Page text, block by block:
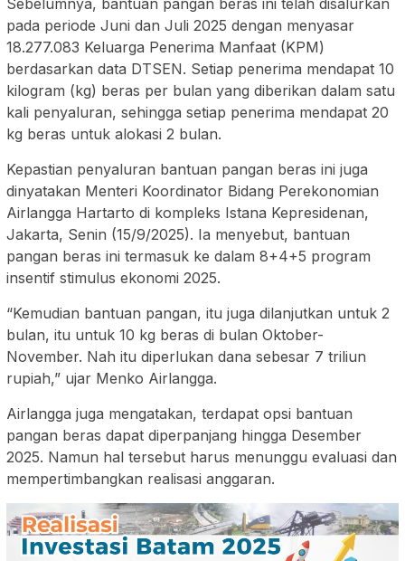
pada periode Juni dan Juli 2025 dengan menyasar
18.277.083 Keluarga Penerima Manfaat (KPM)
berdasarkan data DTSEN. Setiap penerima mendapat 10
kilogram (kg) beras per bulan yang diberikan dalam satu
kali penyaluran, sehingga setiap penerima mendapat 20
kg beras untuk alokasi 2 bulan.
Kepastian penyaluran bantuan pangan beras ini juga
dinyatakan Menteri Koordinator Bidang Perekonomian
Airlangga Hartarto di kompleks Istana Kepresidenan,
Jakarta, Senin (15/9/2025). Ia menyebut, bantuan
pangan beras ini termasuk ke dalam 8+4+5 program
insentif stimulus ekonomi 2025.
“Kemudian bantuan pangan, itu juga dilanjutkan untuk 2
bulan, itu untuk 10 kg beras di bulan Oktober-
November. Nah itu diperlukan dana sebesar 7 triliun
rupiah,” ujar Menko Airlangga.
Airlangga juga mengatakan, terdapat opsi bantuan
pangan beras dapat diperpanjang hingga Desember
2025. Namun hal tersebut harus menunggu evaluasi dan
mempertimbangkan realisasi anggaran.